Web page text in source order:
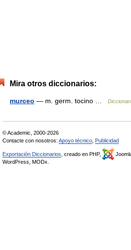
Mira otros diccionarios:
murceo — m. germ. tocino …
© Academic, 2000-2026
Contacte con nosotros: Apoyo técnico Publicidad
Exportación Diccionarios , creado en PHP,
WordPress, MODx.